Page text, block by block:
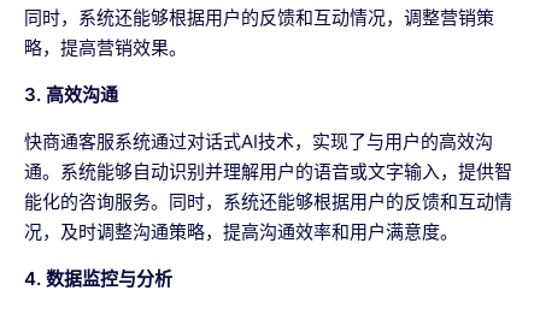
同时，系统还能够根据用户的反馈和互动情况，调整营销策
略，提高营销效果。
3. 高效沟通
快商通客服系统通过对话式AI技术，实现了与用户的高效沟
通。系统能够自动识别并理解用户的语音或文字输入，提供智
能化的咨询服务。同时，系统还能够根据用户的反馈和互动情
况，及时调整沟通策略，提高沟通效率和用户满意度。
4. 数据监控与分析